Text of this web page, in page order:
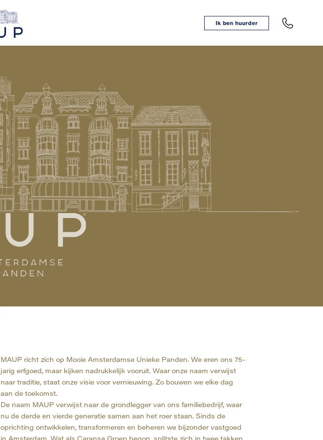
Ik ben huurder
MAUP richt zich op Mooie Amsterdamse Unieke Panden. We eren ons 75-
jarig erfgoed, maar kijken nadrukkelijk vooruit. Waar onze naam verwijst
naar traditie, staat onze visie voor vernieuwing. Zo bouwen we elke dag
aan de toekomst.
De naam MAUP verwijst naar de grondlegger van ons familiebedrijf, waar
nu de derde en vierde generatie samen aan het roer staan. Sinds de
oprichting ontwikkelen, transformeren en beheren we bijzonder vastgoed